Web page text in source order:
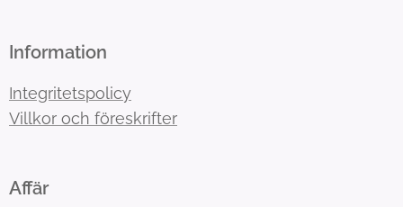
Information
Integritetspolicy
Villkor och föreskrifter
Affär